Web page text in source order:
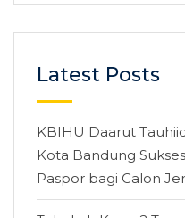
Latest Posts
KBIHU Daarut
Kota Bandung
Paspor bagi Calon